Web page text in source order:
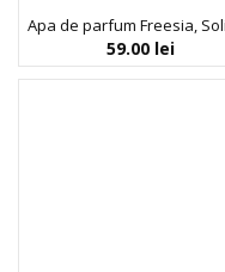
59.00 lei